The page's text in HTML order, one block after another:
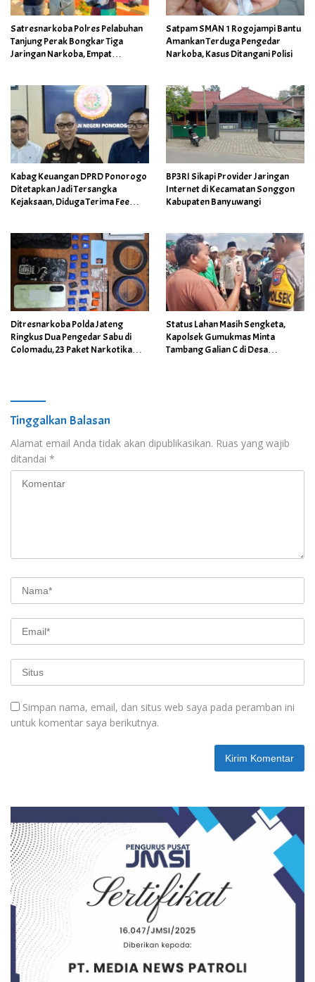
Satresnarkoba Polres Pelabuhan
Tanjung Perak Bongkar Tiga
Jaringan Narkoba, Empat
Satpam SMAN 1 Rogojampi Bantu
Amankan Terduga Pengedar
Narkoba, Kasus Ditangani Polisi
Kabag Keuangan DPRD Ponorogo
Ditetapkan Jadi Tersangka
Kejaksaan, Diduga Terima Fee
BP3RI Sikapi Provider Jaringan
Internet di Kecamatan Songgon
Kabupaten Banyuwangi
Ditresnarkoba Polda Jateng
Ringkus Dua Pengedar Sabu di
Colomadu, 23 Paket Narkotika
Status Lahan Masih Sengketa,
Kapolsek Gumukmas Minta
Tambang Galian C di Desa
Tinggalkan Balasan
Alamat email Anda tidak akan dipublikasikan. Ruas yang wajib
ditandai *
Simpan nama, email, dan situs web saya pada peramban ini
untuk komentar saya berikutnya.